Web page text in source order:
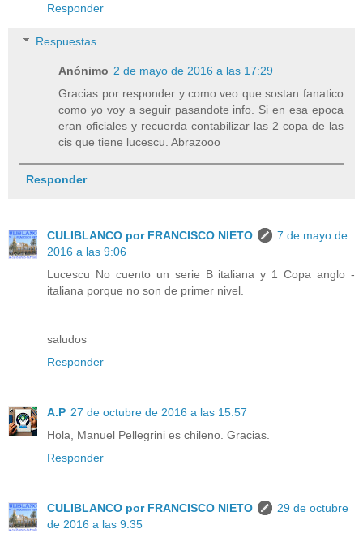
Responder
Respuestas
Anónimo 2 de mayo de 2016 a las 17:29
Gracias por responder y como veo que sostan fanatico
como yo voy a seguir pasandote info. Si en esa epoca
eran oficiales y recuerda contabilizar las 2 copa de las
cis que tiene lucescu. Abrazooo
Responder
CULIBLANCO por FRANCISCO NIETO
7 de mayo de
2016 a las 9:06
Lucescu No cuento un serie B italiana y 1 Copa anglo -
italiana porque no son de primer nivel.
saludos
Responder
A.P 27 de octubre de 2016 a las 15:57
Hola, Manuel Pellegrini es chileno. Gracias.
Responder
CULIBLANCO por FRANCISCO NIETO
29 de octubre
de 2016 a las 9:35